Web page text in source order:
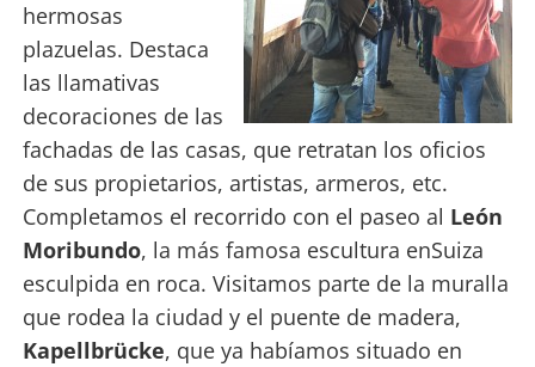
hermosas
plazuelas. Destaca
las llamativas
decoraciones de las
fachadas de las casas, que retratan los oficios
de sus propietarios, artistas, armeros, etc.
Completamos el recorrido con el paseo al León
Moribundo, la más famosa escultura enSuiza
esculpida en roca. Visitamos parte de la muralla
que rodea la ciudad y el puente de madera,
Kapellbrücke, que ya habíamos situado en